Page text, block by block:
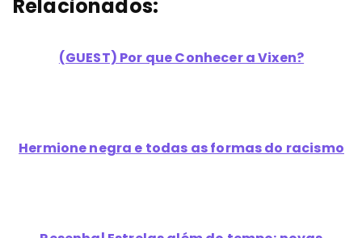
Relacionados:
(GUEST) Por que Conhecer a Vixen?
Hermione negra e todas as formas do racismo